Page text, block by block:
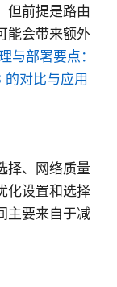
但前提是路由
能会带来额外
与部署要点：
对比与应用
择、网络质量
化设置和选择
主要来自于减